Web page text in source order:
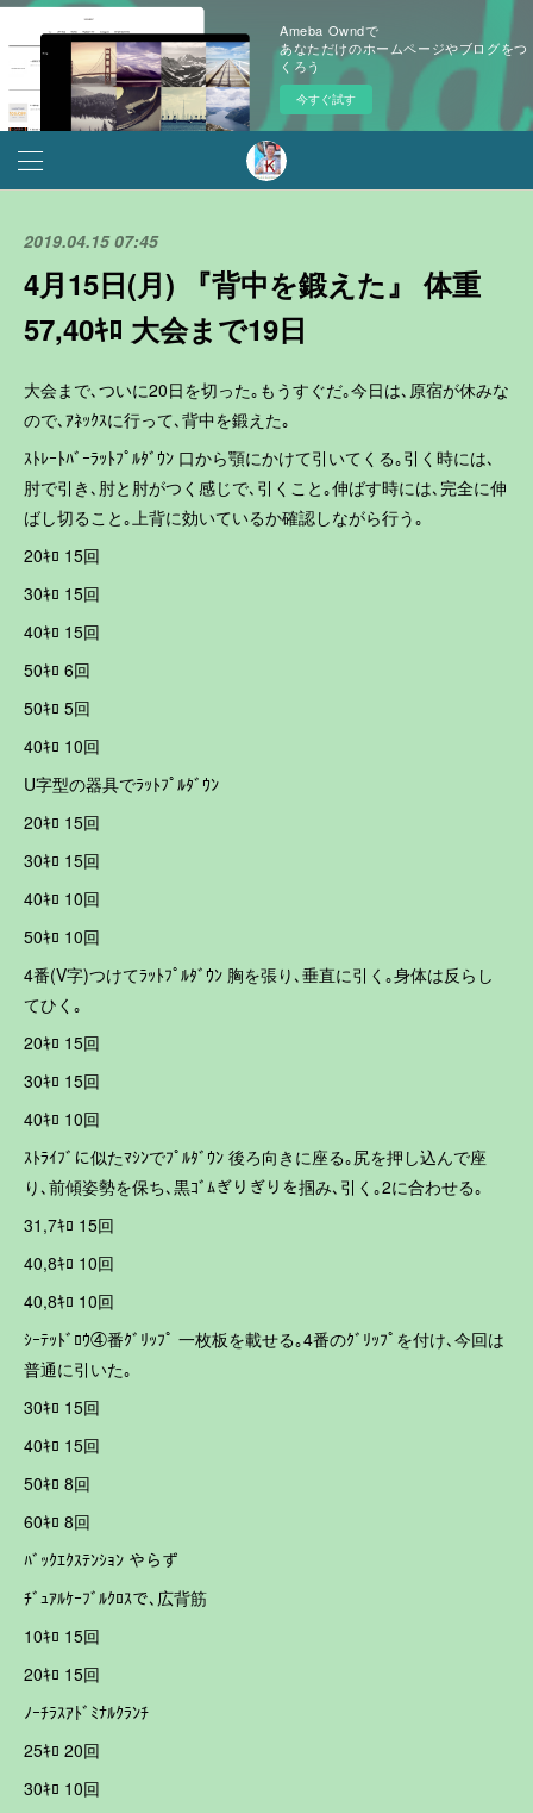
Ameba Owndで
あなただけのホームページやブログをつ
くろう
今すぐ試す
2019.04.15 07:45
4月15日(月) 『背中を鍛えた』 体重
57,40ｷﾛ 大会まで19日
大会まで､ついに20日を切った｡もうすぐだ｡今日は､原宿が休みな
ので､ｱﾈｯｸｽに行って､背中を鍛えた｡
ｽﾄﾚｰﾄﾊﾞｰﾗｯﾄﾌﾟﾙﾀﾞｳﾝ 口から顎にかけて引いてくる｡引く時には､
肘で引き､肘と肘がつく感じで､引くこと｡伸ばす時には､完全に伸
ばし切ること｡上背に効いているか確認しながら行う｡
20ｷﾛ 15回
30ｷﾛ 15回
40ｷﾛ 15回
50ｷﾛ 6回
50ｷﾛ 5回
40ｷﾛ 10回
U字型の器具でﾗｯﾄﾌﾟﾙﾀﾞｳﾝ
20ｷﾛ 15回
30ｷﾛ 15回
40ｷﾛ 10回
50ｷﾛ 10回
4番(V字)つけてﾗｯﾄﾌﾟﾙﾀﾞｳﾝ 胸を張り､垂直に引く｡身体は反らし
てひく｡
20ｷﾛ 15回
30ｷﾛ 15回
40ｷﾛ 10回
ｽﾄﾗｲﾌﾞに似たﾏｼﾝでﾌﾟﾙﾀﾞｳﾝ 後ろ向きに座る｡尻を押し込んで座
り､前傾姿勢を保ち､黒ｺﾞﾑぎりぎりを掴み､引く｡2に合わせる｡
31,7ｷﾛ 15回
40,8ｷﾛ 10回
40,8ｷﾛ 10回
ｼｰﾃｯﾄﾞﾛｳ④番ｸﾞﾘｯﾌﾟ 一枚板を載せる｡4番のｸﾞﾘｯﾌﾟを付け､今回は
普通に引いた｡
30ｷﾛ 15回
40ｷﾛ 15回
50ｷﾛ 8回
60ｷﾛ 8回
ﾊﾞｯｸｴｸｽﾃﾝｼｮﾝ やらず
ﾁﾞｭｱﾙｹｰﾌﾞﾙｸﾛｽで､広背筋
10ｷﾛ 15回
20ｷﾛ 15回
ﾉｰﾁﾗｽｱﾄﾞﾐﾅﾙｸﾗﾝﾁ
25ｷﾛ 20回
30ｷﾛ 10回